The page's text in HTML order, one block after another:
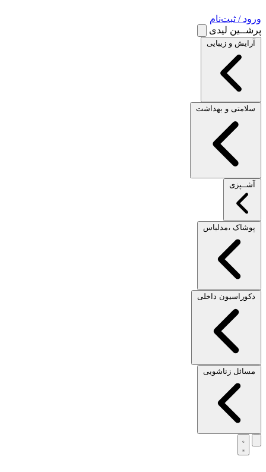
ورود / ثبت‌نام
پرشــین لیدی
آرایش و زیبایی
سلامتی و بهداشت
آشــپزی
پوشاک ،مدلباس
دکوراسیون داخلی
مسائل زناشویی